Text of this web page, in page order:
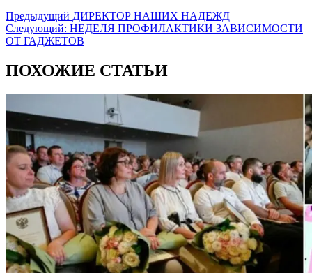
Предыдущий ДИРЕКТОР НАШИХ НАДЕЖД
Следующий: НЕДЕЛЯ ПРОФИЛАКТИКИ ЗАВИСИМОСТИ
ОТ ГАДЖЕТОВ
ПОХОЖИЕ СТАТЬИ